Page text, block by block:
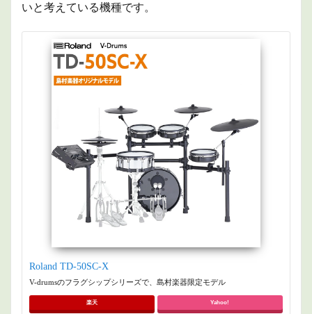
いと考えている機種です。
Roland TD-50SC-X
V-drumsのフラグシップシリーズで、島村楽器限定モデル
楽天 Yahoo!